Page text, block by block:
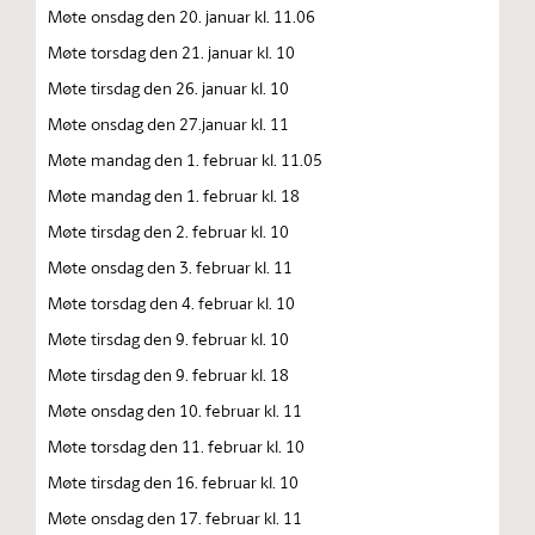
Møte onsdag den 20. januar kl. 11.06
Møte torsdag den 21. januar kl. 10
Møte tirsdag den 26. januar kl. 10
Møte onsdag den 27.januar kl. 11
Møte mandag den 1. februar kl. 11.05
Møte mandag den 1. februar kl. 18
Møte tirsdag den 2. februar kl. 10
Møte onsdag den 3. februar kl. 11
Møte torsdag den 4. februar kl. 10
Møte tirsdag den 9. februar kl. 10
Møte tirsdag den 9. februar kl. 18
Møte onsdag den 10. februar kl. 11
Møte torsdag den 11. februar kl. 10
Møte tirsdag den 16. februar kl. 10
Møte onsdag den 17. februar kl. 11